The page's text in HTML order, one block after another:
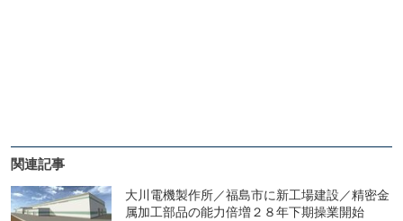
関連記事
大川電機製作所／福島市に新工場建設／精密金
属加工部品の能力倍増２８年下期操業開始